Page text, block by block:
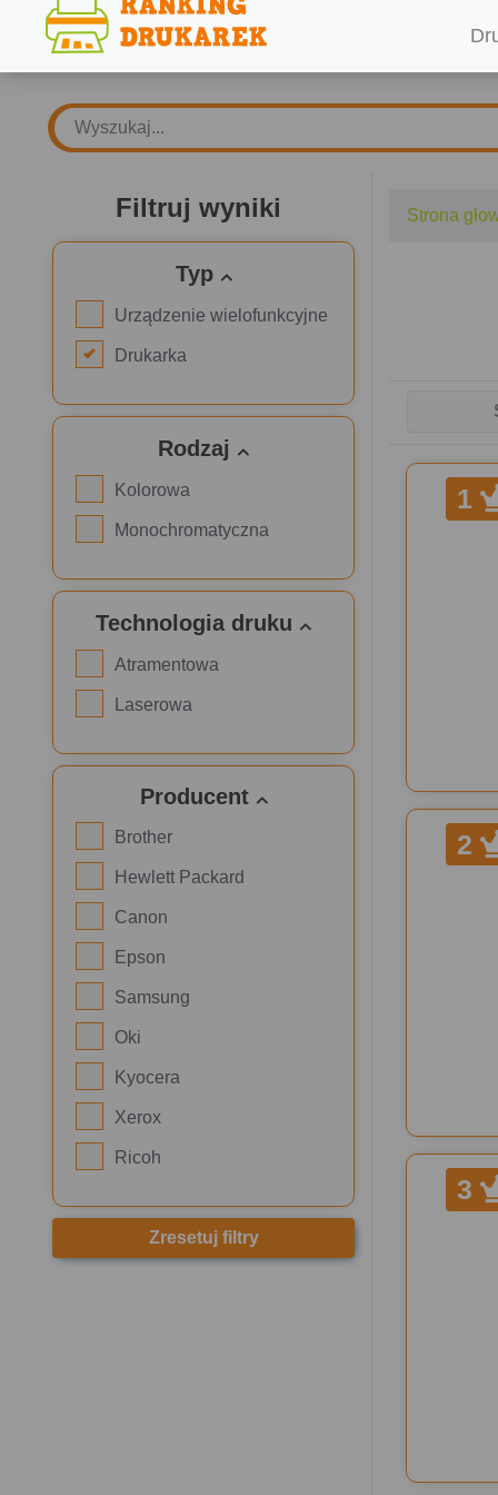
Filtruj wyniki
Typ
Urządzenie wielofunkcyjne
Drukarka
Rodzaj
Kolorowa
Monochromatyczna
Technologia druku
Atramentowa
Laserowa
Producent
Brother
Hewlett Packard
Canon
Epson
Samsung
Oki
Kyocera
Xerox
Ricoh
Zresetuj filtry
Strona
1
2
3